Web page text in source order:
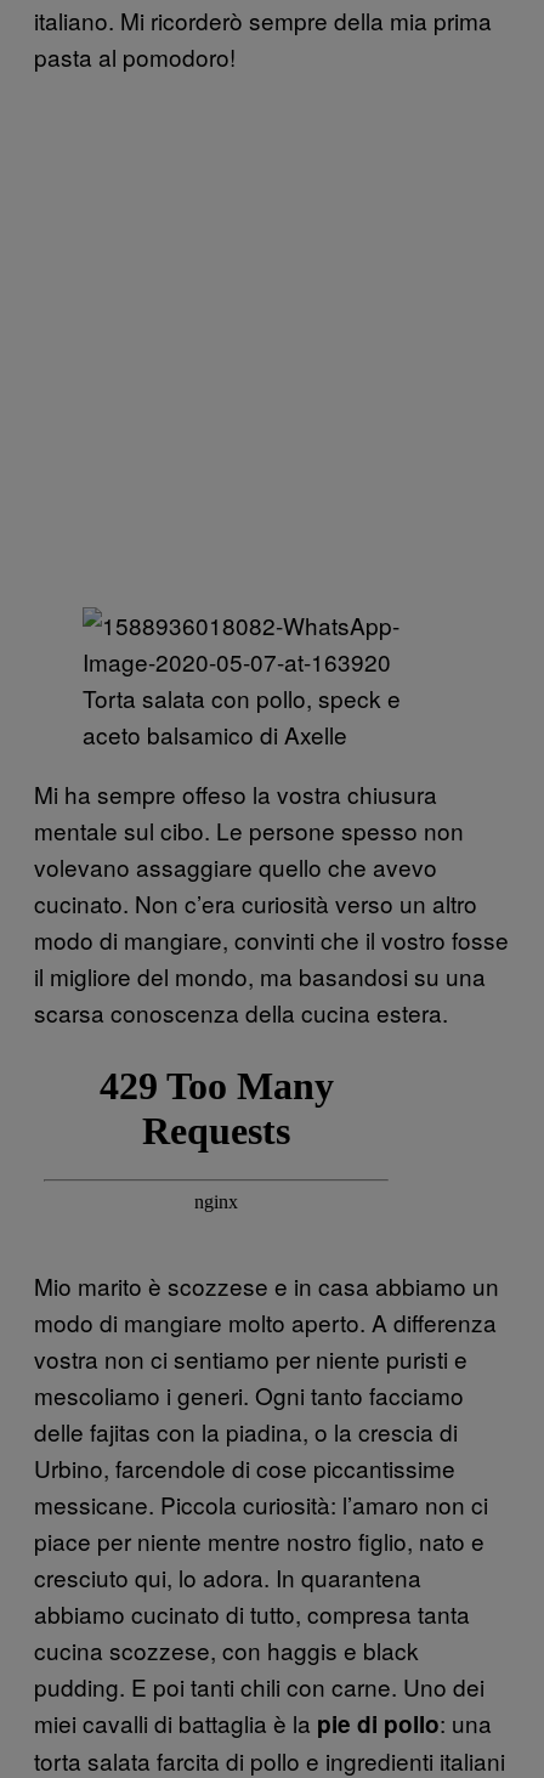
italiano. Mi ricorderò sempre della mia prima
pasta al pomodoro!
Torta salata con pollo, speck e
aceto balsamico di Axelle
Mi ha sempre offeso la vostra chiusura
mentale sul cibo. Le persone spesso non
volevano assaggiare quello che avevo
cucinato. Non c’era curiosità verso un altro
modo di mangiare, convinti che il vostro fosse
il migliore del mondo, ma basandosi su una
scarsa conoscenza della cucina estera.
Mio marito è scozzese e in casa abbiamo un
modo di mangiare molto aperto. A differenza
vostra non ci sentiamo per niente puristi e
mescoliamo i generi. Ogni tanto facciamo
delle fajitas con la piadina, o la crescia di
Urbino, farcendole di cose piccantissime
messicane. Piccola curiosità: l’amaro non ci
piace per niente mentre nostro figlio, nato e
cresciuto qui, lo adora. In quarantena
abbiamo cucinato di tutto, compresa tanta
cucina scozzese, con haggis e black
pudding. E poi tanti chili con carne. Uno dei
miei cavalli di battaglia è la pie di pollo: una
torta salata farcita di pollo e ingredienti italiani